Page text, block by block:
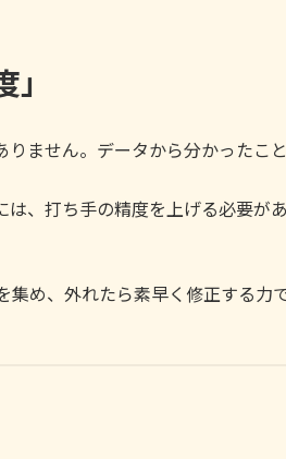
ません。データから分かったこと
、打ち手の精度を上げる必要があ
集め、外れたら素早く修正する力